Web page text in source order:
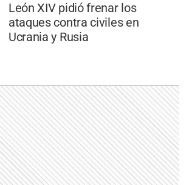
León XIV pidió frenar los
ataques contra civiles en
Ucrania y Rusia